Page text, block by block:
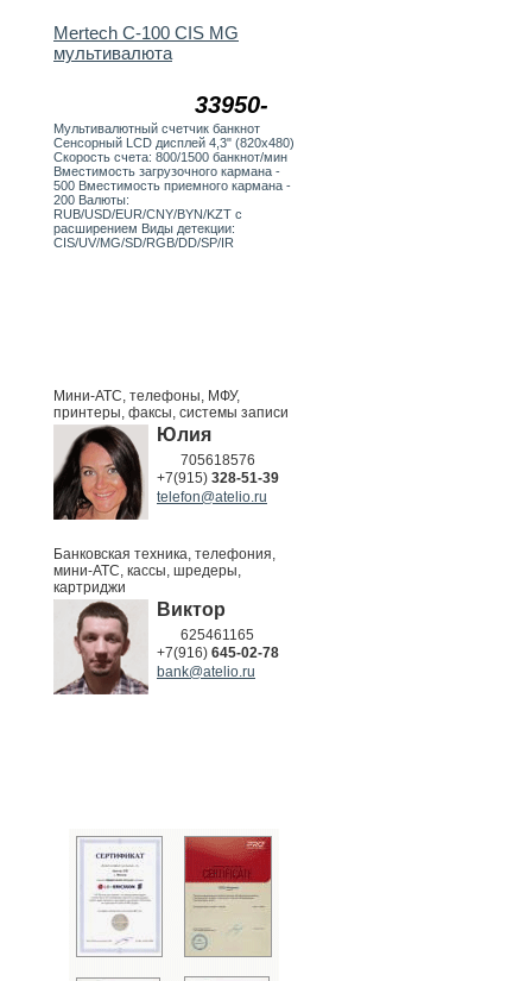
33950-
Mertech C-100 CIS MG
мультивалюта
Мультивалютный счетчик банкнот
Сенсорный LCD дисплей 4,3" (820х480)
Скорость счета: 800/1500 банкнот/мин
Вместимость загрузочного кармана -
500 Вместимость приемного кармана -
200 Валюты:
RUB/USD/EUR/CNY/BYN/KZT с
расширением Виды детекции:
CIS/UV/MG/SD/RGB/DD/SP/IR
Мини-АТС, телефоны, МФУ,
принтеры, факсы, системы записи
Юлия
705618576
+7(915) 328-51-39
telefon@atelio.ru
Банковская техника, телефония,
мини-АТС, кассы, шредеры,
картриджи
Виктор
625461165
+7(916) 645-02-78
bank@atelio.ru